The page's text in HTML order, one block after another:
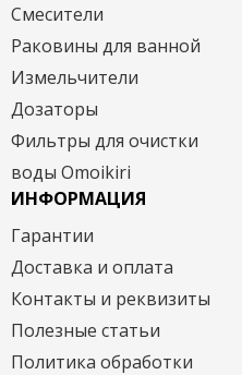
Смесители
Раковины для ванной
Измельчители
Дозаторы
Фильтры для очистки
воды Omoikiri
ИНФОРМАЦИЯ
Гарантии
Доставка и оплата
Контакты и реквизиты
Полезные статьи
Политика обработки